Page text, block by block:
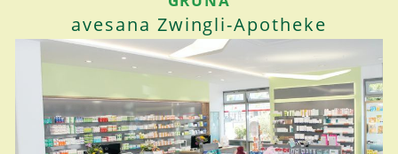
avesana Zwingli-Apotheke